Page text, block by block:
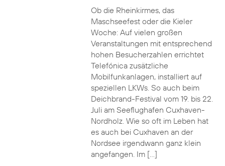
Ob die Rheinkirmes, das
Maschseefest oder die Kieler
Woche: Auf vielen großen
Veranstaltungen mit entsprechend
hohen Besucherzahlen errichtet
Telefónica zusätzliche
Mobilfunkanlagen, installiert auf
speziellen LKWs. So auch beim
Deichbrand-Festival vom 19. bis 22.
Juli am Seeflughafen Cuxhaven-
Nordholz. Wie so oft im Leben hat
es auch bei Cuxhaven an der
Nordsee irgendwann ganz klein
angefangen. Im […]